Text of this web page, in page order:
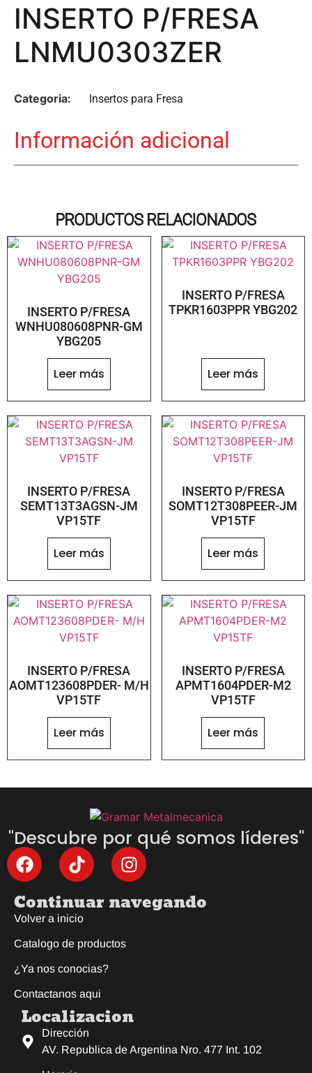
INSERTO P/FRESA
LNMU0303ZER
Categoria: Insertos para Fresa
Información adicional
PRODUCTOS RELACIONADOS
INSERTO P/FRESA
WNHU080608PNR-GM
YBG205
Leer más
INSERTO P/FRESA
TPKR1603PPR YBG202
Leer más
INSERTO P/FRESA
SEMT13T3AGSN-JM
VP15TF
Leer más
INSERTO P/FRESA
SOMT12T308PEER-JM
VP15TF
Leer más
INSERTO P/FRESA
AOMT123608PDER- M/H
VP15TF
Leer más
INSERTO P/FRESA
APMT1604PDER-M2
VP15TF
Leer más
"Descubre por qué somos líderes"
Continuar navegando
Volver a inicio
Catalogo de productos
¿Ya nos conocias?
Contactanos aqui
Localizacion
Dirección
AV. Republica de Argentina Nro. 477 Int. 102